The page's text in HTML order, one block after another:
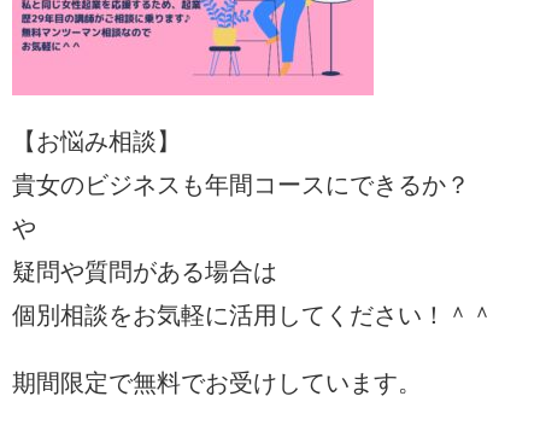
【お悩み相談】
貴女のビジネスも年間コースにできるか？
や
疑問や質問がある場合は
個別相談をお気軽に活用してください！＾＾
期間限定で無料でお受けしています。